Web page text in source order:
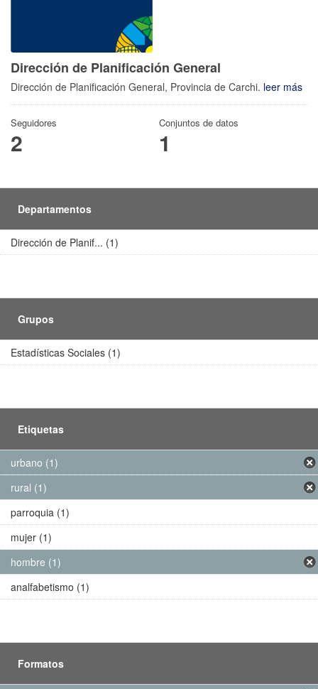
Dirección de Planificación General
Dirección de Planificación General, Provincia de Carchi. leer más
Seguidores
2
Conjuntos de datos
1
Departamentos
Dirección de Planif... (1)
Grupos
Estadísticas Sociales (1)
Etiquetas
urbano (1)
rural (1)
parroquia (1)
mujer (1)
hombre (1)
analfabetismo (1)
Formatos